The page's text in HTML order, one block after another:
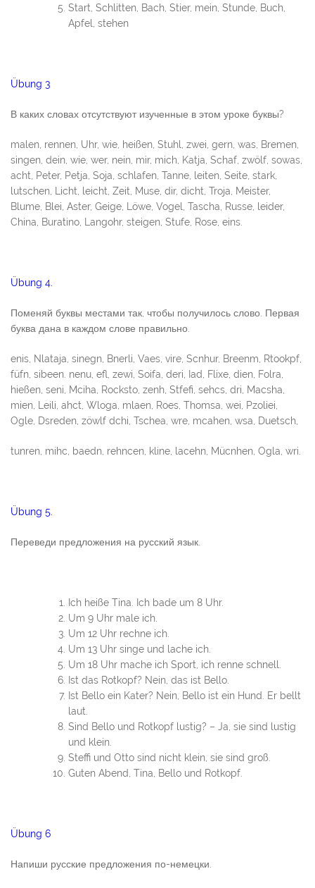
Start, Schlitten, Bach, Stier, mein, Stunde, Buch,
Apfel, stehen
Übung 3
В каких словах отсутствуют изученные в этом уроке буквы?
malen, rennen, Uhr, wie, heißen, Stuhl, zwei, gern, was, Bremen,
singen, dein, wie, wer, nein, mir, mich, Katja, Schaf, zwölf, sowas,
acht, Peter, Petja, Soja, schlafen, Tanne, leiten, Seite, stark,
lutschen, Licht, leicht, Zeit, Muse, dir, dicht, Troja, Meister,
Blume, Blei, Aster, Geige, Löwe, Vogel, Tascha, Russe, leider,
China, Buratino, Langohr, steigen, Stufe, Rose, eins.
Übung 4.
Поменяй буквы местами так, чтобы получилось слово. Первая
буква дана в каждом слове правильно.
enis, Nlataja, sinegn, Bnerli, Vaes, vire, Scnhur, Breenm, Rtookpf,
füfn, sibeen. nenu, efl, zewi, Soifa, deri, Iad, Flixe, dien, Folra,
hießen, seni, Mciha, Rocksto, zenh, Stfefi, sehcs, dri, Macsha,
mien, Leili, ahct, Wloga, mlaen, Roes, Thomsa, wei, Pzoliei,
Ogle, Dsreden, zöwlf dchi, Tschea, wre, mcahen, wsa, Duetsch,
tunren, mihc, baedn, rehncen, kline, lacehn, Mücnhen, Ogla, wri.
Übung 5.
Переведи предложения на русский язык.
Ich heiße Tina. Ich bade um 8 Uhr.
Um 9 Uhr male ich.
Um 12 Uhr rechne ich.
Um 13 Uhr singe und lache ich.
Um 18 Uhr mache ich Sport, ich renne schnell.
Ist das Rotkopf? Nein, das ist Bello.
Ist Bello ein Kater? Nein, Bello ist ein Hund. Er bellt
laut.
Sind Bello und Rotkopf lustig? – Ja, sie sind lustig
und klein.
Steffi und Otto sind nicht klein, sie sind groß.
Guten Abend, Tina, Bello und Rotkopf.
Übung 6
Напиши русские предложения по-немецки.